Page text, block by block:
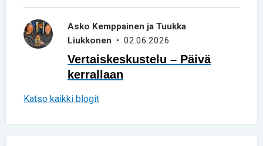
Asko Kemppainen ja Tuukka
Liukkonen • 02.06.2026
Vertaiskeskustelu – Päivä
kerrallaan
Katso kaikki blogit